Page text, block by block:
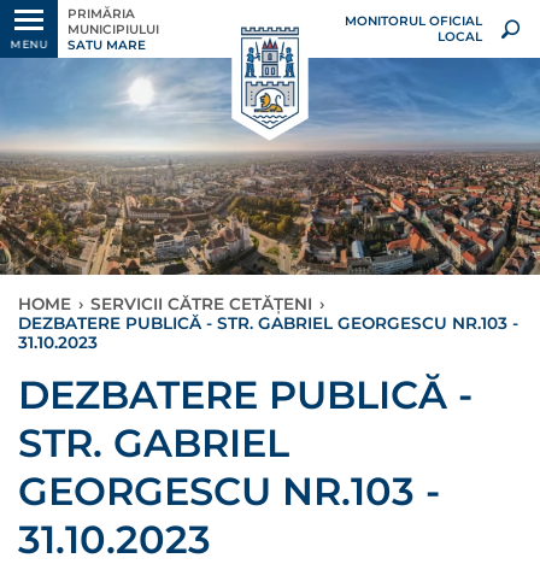
MENU
PRIMĂRIA
MUNICIPIULUI
SATU MARE
MONITORUL OFICIAL
LOCAL
HOME › SERVICII CĂTRE CETĂȚENI ›
DEZBATERE PUBLICĂ - STR. GABRIEL GEORGESCU NR.103 -
31.10.2023
DEZBATERE PUBLICĂ -
STR. GABRIEL
GEORGESCU NR.103 -
31.10.2023